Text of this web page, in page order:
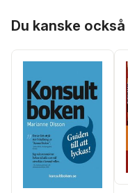
Du kanske